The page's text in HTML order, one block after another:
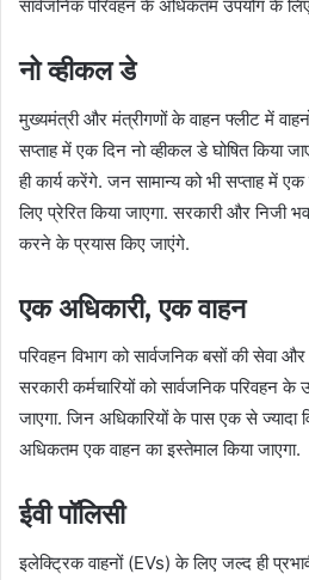
सार्वजनिक परिवहन के अधिकतम उपयोग के लिए
नो व्हीकल डे
मुख्यमंत्री और मंत्रीगणों के वाहन फ्लीट में
सप्ताह में एक दिन नो व्हीकल डे घोषित किया
ही कार्य करेंगे. जन सामान्य को भी सप्ताह में
लिए प्रेरित किया जाएगा. सरकारी और निजी
करने के प्रयास किए जाएंगे.
एक अधिकारी, एक वाहन
परिवहन विभाग को सार्वजनिक बसों की सेवा और
सरकारी कर्मचारियों को सार्वजनिक परिवहन के
जाएगा. जिन अधिकारियों के पास एक से ज्यादा
अधिकतम एक वाहन का इस्तेमाल किया जाएगा.
ईवी पॉलिसी
इलेक्ट्रिक वाहनों (EVs) के लिए जल्द ही